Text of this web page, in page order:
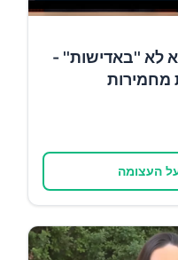
לא ''באדישות'' -
מחמירות
העצומה